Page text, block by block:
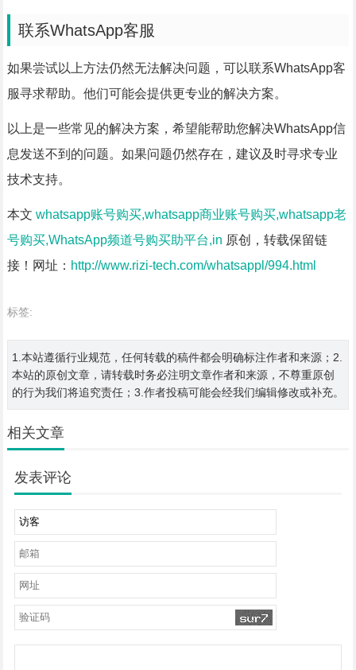
联系WhatsApp客服
如果尝试以上方法仍然无法解决问题，可以联系WhatsApp客
服寻求帮助。他们可能会提供更专业的解决方案。
以上是一些常见的解决方案，希望能帮助您解决WhatsApp信
息发送不到的问题。如果问题仍然存在，建议及时寻求专业
技术支持。
本文 whatsapp账号购买,whatsapp商业账号购买,whatsapp老
号购买,WhatsApp频道号购买助平台,in 原创，转载保留链
接！网址： http://www.rizi-tech.com/whatsappl/994.html
标签:
1.本站遵循行业规范，任何转载的稿件都会明确标注作者和来源；2.
本站的原创文章，请转载时务必注明文章作者和来源，不尊重原创
的行为我们将追究责任；3.作者投稿可能会经我们编辑修改或补充。
相关文章
发表评论